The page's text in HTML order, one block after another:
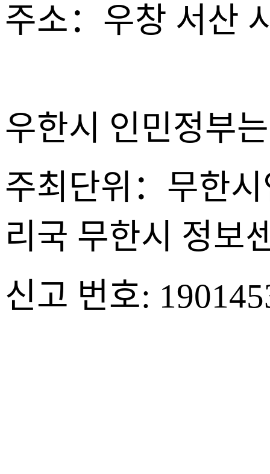
주소：우창 서산
우한시 인민정부
주최단위：무한
리국 무한시 정보
신고 번호: